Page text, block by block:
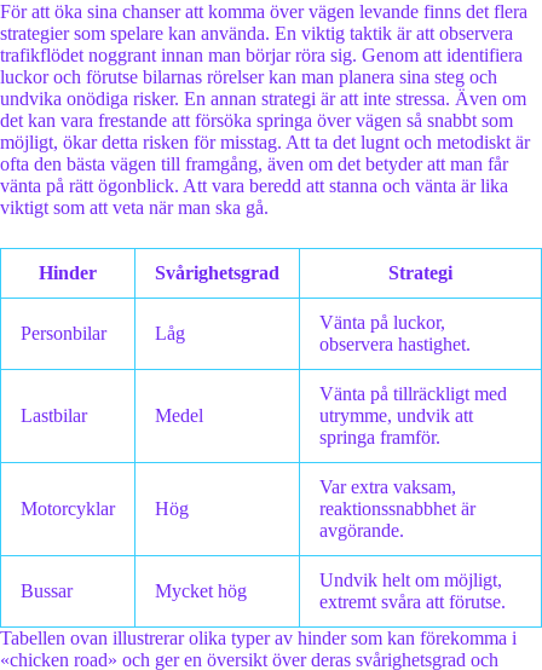
För att öka sina chanser att komma över vägen levande finns det flera
strategier som spelare kan använda. En viktig taktik är att observera
trafikflödet noggrant innan man börjar röra sig. Genom att identifiera
luckor och förutse bilarnas rörelser kan man planera sina steg och
undvika onödiga risker. En annan strategi är att inte stressa. Även om
det kan vara frestande att försöka springa över vägen så snabbt som
möjligt, ökar detta risken för misstag. Att ta det lugnt och metodiskt är
ofta den bästa vägen till framgång, även om det betyder att man får
vänta på rätt ögonblick. Att vara beredd att stanna och vänta är lika
viktigt som att veta när man ska gå.
Hinder Svårighetsgrad Strategi
Personbilar Låg
Vänta på luckor,
observera hastighet.
Lastbilar Medel
Vänta på tillräckligt med
utrymme, undvik att
springa framför.
Motorcyklar Hög
Var extra vaksam,
reaktionssnabbhet är
avgörande.
Bussar Mycket hög
Undvik helt om möjligt,
extremt svåra att förutse.
Tabellen ovan illustrerar olika typer av hinder som kan förekomma i
«chicken road» och ger en översikt över deras svårighetsgrad och